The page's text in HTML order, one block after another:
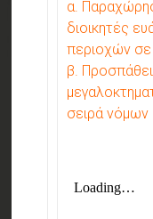
α.
διοικητές
περιοχών σε
β.
σειρά νόμων